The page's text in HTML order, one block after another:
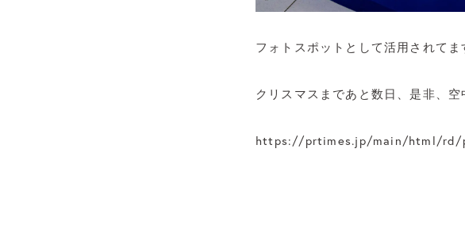
フォトスポットとして活用されてま
クリスマスまであと数日、是非、
https://prtimes.jp/main/html/rd/